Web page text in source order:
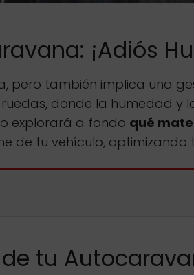
¡Adiós
también implica una
donde la humedad y
explorará a fondo qué
de tu vehículo, optimizando
de tu